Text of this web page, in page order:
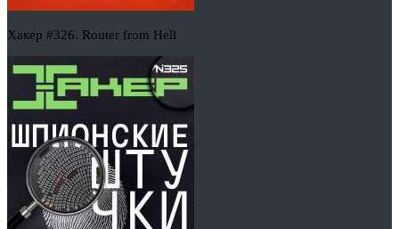
Хакер #326. Router from Hell